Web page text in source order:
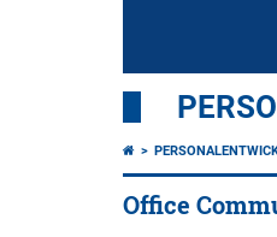
Office